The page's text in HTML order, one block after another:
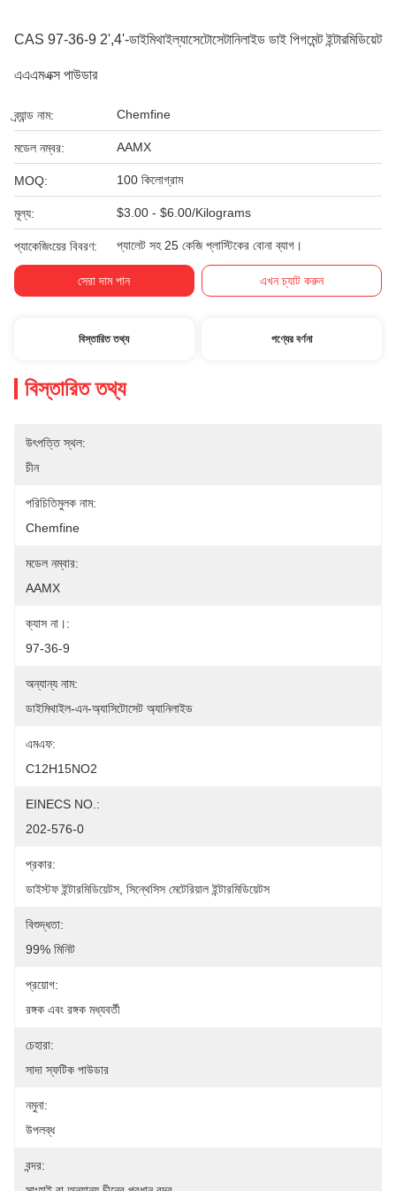
CAS 97-36-9 2',4'-ডাইমিথাইল্যাসেটোসেটানিলাইড ডাই পিগমেন্ট ইন্টারমিডিয়েট
এএএমএক্স পাউডার
ব্র্যান্ড নাম: Chemfine
মডেল নম্বর: AAMX
MOQ: 100 কিলোগ্রাম
মূল্য: $3.00 - $6.00/Kilograms
প্যাকেজিংয়ের বিবরণ: প্যালেট সহ 25 কেজি প্লাস্টিকের বোনা ব্যাগ।
সেরা দাম পান এখন চ্যাট করুন
বিস্তারিত তথ্য পণ্যের বর্ণনা
বিস্তারিত তথ্য
উৎপত্তি স্থল:
চীন
পরিচিতিমুলক নাম:
Chemfine
মডেল নম্বার:
AAMX
ক্যাস না।:
97-36-9
অন্যান্য নাম:
ডাইমিথাইল-এন-অ্যাসিটোসেট অ্যানিলাইড
এমএফ:
C12H15NO2
EINECS NO.:
202-576-0
প্রকার:
ডাইস্টফ ইন্টারমিডিয়েটস, সিন্থেসিস মেটেরিয়াল ইন্টারমিডিয়েটস
বিশুদ্ধতা:
99% মিনিট
প্রয়োগ:
রঙ্গক এবং রঙ্গক মধ্যবর্তী
চেহারা:
সাদা স্ফটিক পাউডার
নমুনা:
উপলব্ধ
বন্দর: